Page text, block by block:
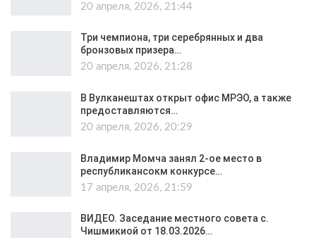
20 апреля, 2026, 21:44
Три чемпиона, три серебрянных и два
бронзовых призера…
20 апреля, 2026, 21:28
В Вулканештах открыт офис МРЭО, а также
предоставляются…
20 апреля, 2026, 20:29
Владимир Момча занял 2-ое место в
республикансокм конкурсе…
17 апреля, 2026, 21:59
ВИДЕО. Заседание местного совета с.
Чишмикиой от 18.03.2026…